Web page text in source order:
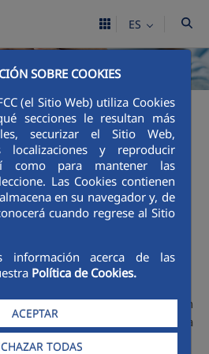
SOBRE COOKIES
(el Sitio Web) utiliza Cookies
secciones le resultan más
securizar el Sitio Web,
localizaciones y reproducir
como para mantener las
Las Cookies contienen
en su navegador y, de
cuando regrese al Sitio
información acerca de las
Política de Cookies.
ACEPTAR
TODAS
ES
de acción
acción social del
Los Alcázares
de Los Alcázares disponen
a una bonificación para